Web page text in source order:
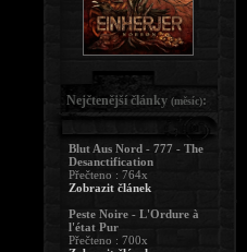
Nejčtenější články (měsíc):
Blut Aus Nord - 777 - The
Desanctification
Přečteno : 764x
Zobrazit článek
Peste Noire - L'Ordure à
l'état Pur
Přečteno : 700x